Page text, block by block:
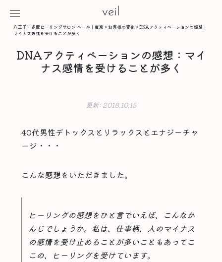
veil
八王子・多摩ヒーリングサロン ベール｜東京 > お客様の変化>DNAアクティベーションの感想：
マイナス感情を受けることが多く
DNAアクティベーションの感想：マイ
ナス感情を受けることが多く
更新: 2018.10.15
40代男性デトックスとリラックスとエナジーチャ
ージ・・・
こんな感想をいただきました。
ヒーリングの感想をひと言でいえば、こんなか
んじでしょうか。私は、仕事柄、人のマイナス
の感情を受け止めることが多いこともあってこ
この、ヒーリングを受けています。